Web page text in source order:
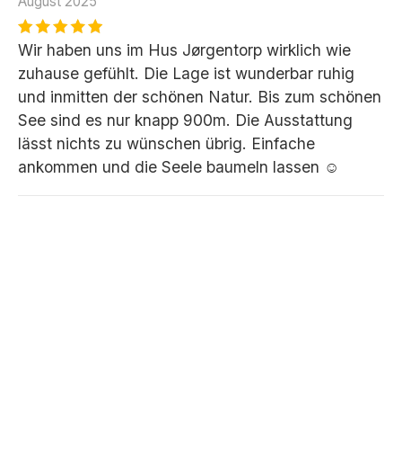
Wir haben uns im Hus Jørgentorp wirklich wie
zuhause gefühlt. Die Lage ist wunderbar ruhig
und inmitten der schönen Natur. Bis zum schönen
See sind es nur knapp 900m. Die Ausstattung
lässt nichts zu wünschen übrig. Einfache
ankommen und die Seele baumeln lassen ☺️